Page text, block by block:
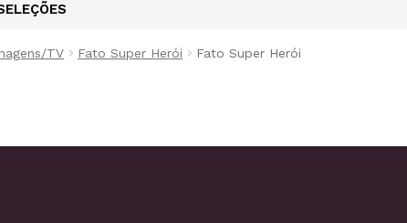
TV Fato Super Herói Fato Super Herói